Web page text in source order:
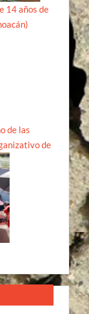
14 años de
de las
de